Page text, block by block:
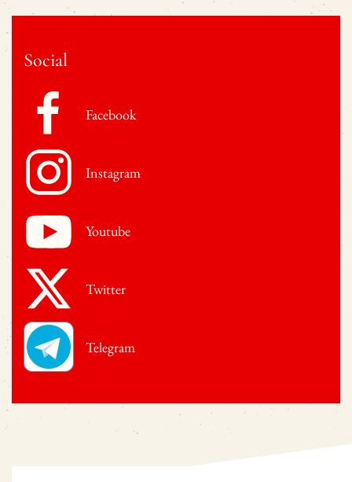
Social
Facebook
Instagram
Youtube
Twitter
Telegram